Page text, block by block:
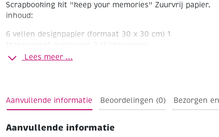
Scrapbooking kit "keep your memories" Zuurvrij papier.
inhoud:
6 vellen designpapier (formaat 30 x 30 cm) 1
2 stickervellen
Lees meer ...
Aanvullende informatie Beoordelingen (0) Bezorgen
Aanvullende informatie